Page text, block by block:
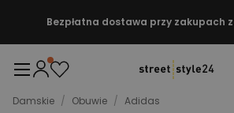
Bezpłatna dostawa przy zakupach
Damskie / Obuwie / Adidas